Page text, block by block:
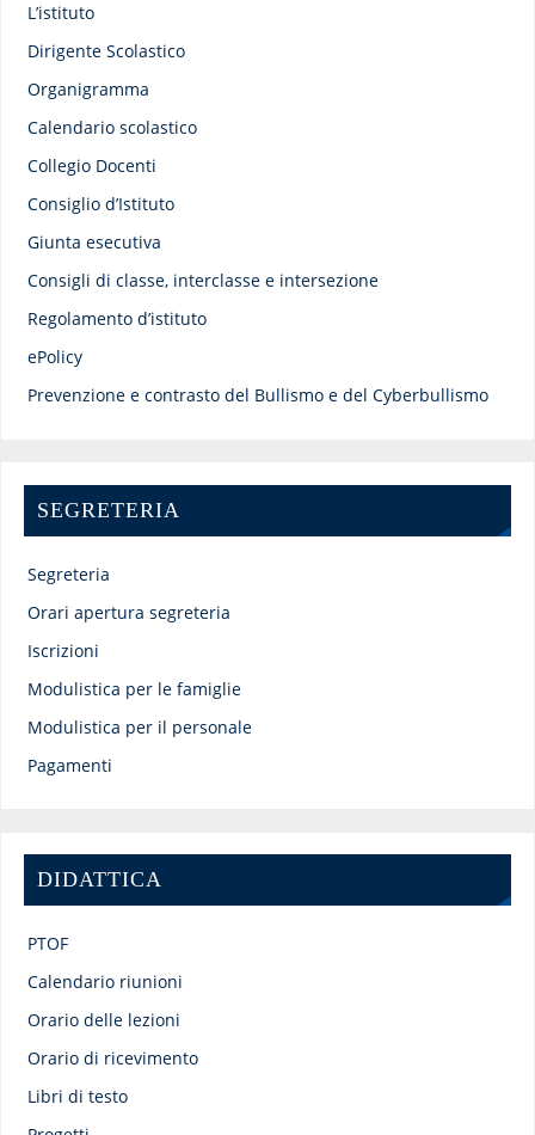
L’istituto
Dirigente Scolastico
Organigramma
Calendario scolastico
Collegio Docenti
Consiglio d’Istituto
Giunta esecutiva
Consigli di classe, interclasse e intersezione
Regolamento d’istituto
ePolicy
Prevenzione e contrasto del Bullismo e del Cyberbullismo
SEGRETERIA
Segreteria
Orari apertura segreteria
Iscrizioni
Modulistica per le famiglie
Modulistica per il personale
Pagamenti
DIDATTICA
PTOF
Calendario riunioni
Orario delle lezioni
Orario di ricevimento
Libri di testo